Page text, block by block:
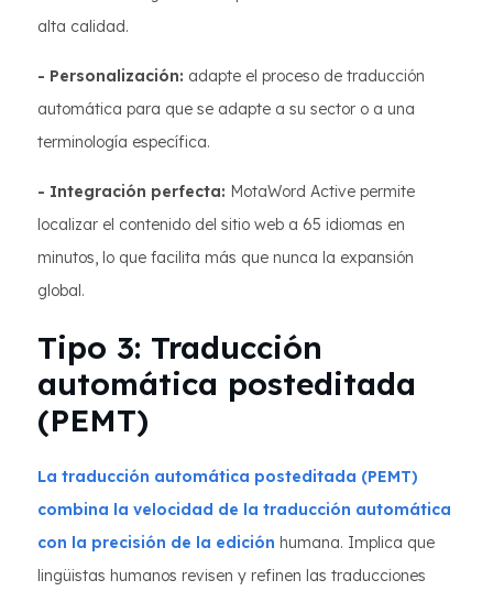
alta calidad.
- Personalización: adapte el proceso de traducción
automática para que se adapte a su sector o a una
terminología específica.
- Integración perfecta: MotaWord Active permite
localizar el contenido del sitio web a 65 idiomas en
minutos, lo que facilita más que nunca la expansión
global.
Tipo 3: Traducción
automática posteditada
(PEMT)
La traducción automática posteditada (PEMT)
combina la velocidad de la traducción automática
con la precisión de la edición humana. Implica que
lingüistas humanos revisen y refinen las traducciones